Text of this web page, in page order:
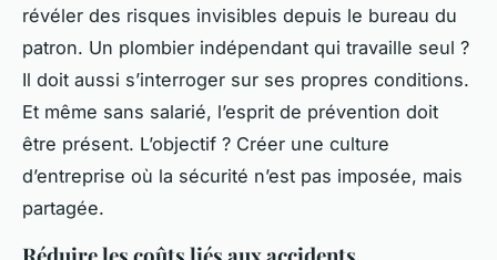
révéler des risques invisibles depuis le bureau du
patron. Un plombier indépendant qui travaille seul ?
Il doit aussi s’interroger sur ses propres conditions.
Et même sans salarié, l’esprit de prévention doit
être présent. L’objectif ? Créer une culture
d’entreprise où la sécurité n’est pas imposée, mais
partagée.